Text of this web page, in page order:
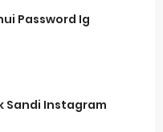
Password Ig
Sandi Instagram